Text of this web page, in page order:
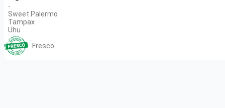
-
Sweet Palermo
Tampax
Uhu
Fresco